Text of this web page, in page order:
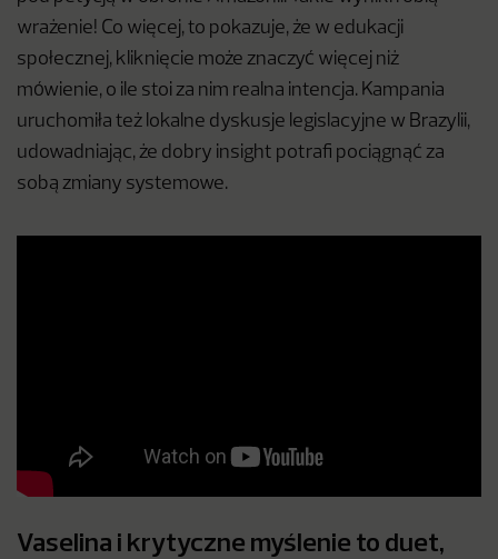
wrażenie! Co więcej, to pokazuje, że w edukacji
społecznej, kliknięcie może znaczyć więcej niż
mówienie, o ile stoi za nim realna intencja. Kampania
uruchomiła też lokalne dyskusje legislacyjne w Brazylii,
udowadniając, że dobry insight potrafi pociągnąć za
sobą zmiany systemowe.
Vaselina i krytyczne myślenie to duet,